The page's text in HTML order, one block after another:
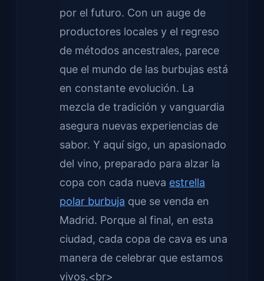
por el futuro. Con un auge de
productores locales y el regreso
de métodos ancestrales, parece
que el mundo de las burbujas está
en constante evolución. La
mezcla de tradición y vanguardia
asegura nuevas experiencias de
sabor. Y aquí sigo, un apasionado
del vino, preparado para alzar la
copa con cada nueva estrella
polar burbuja que se venda en
Madrid. Porque al final, en esta
ciudad, cada copa de cava es una
manera de celebrar que estamos
vivos.<br>